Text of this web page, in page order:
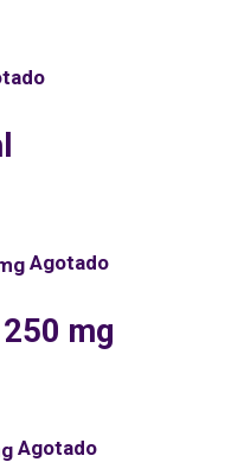
Agotado
mg
Agotado